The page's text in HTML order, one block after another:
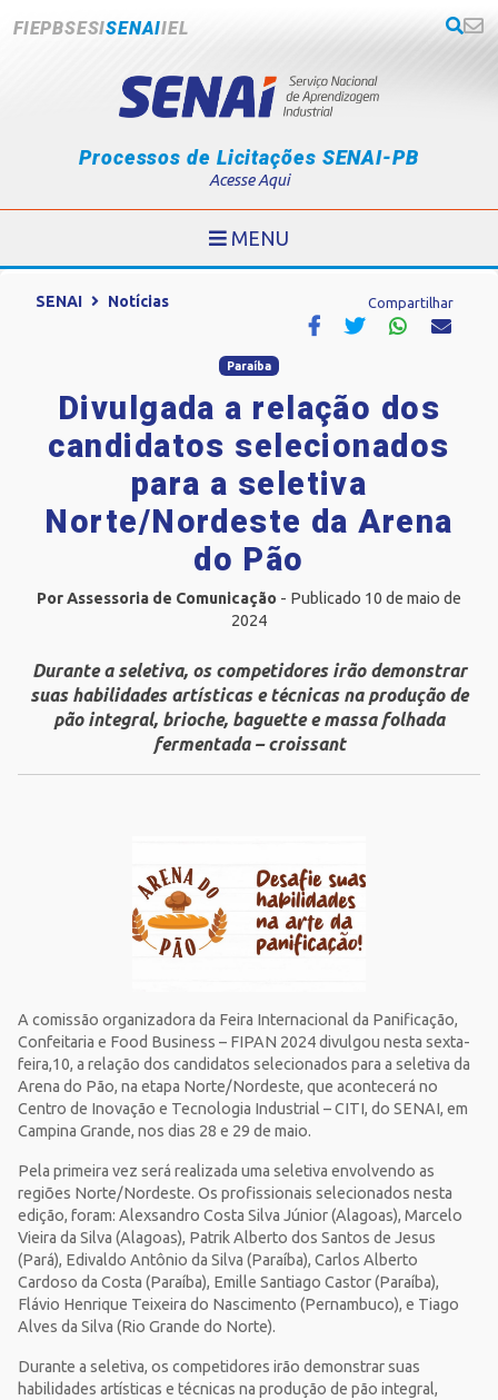
FIEPBSESISENAIIEL
Processos de Licitações SENAI-PB
Acesse Aqui
MENU
SENAI Notícias Compartilhar
Paraíba
Divulgada a relação dos
candidatos selecionados
para a seletiva
Norte/Nordeste da Arena
do Pão
Por Assessoria de Comunicação - Publicado 10 de maio de
2024
Durante a seletiva, os competidores irão demonstrar
suas habilidades artísticas e técnicas na produção de
pão integral, brioche, baguette e massa folhada
fermentada – croissant
A comissão organizadora da Feira Internacional da Panificação,
Confeitaria e Food Business – FIPAN 2024 divulgou nesta sexta-
feira,10, a relação dos candidatos selecionados para a seletiva da
Arena do Pão, na etapa Norte/Nordeste, que acontecerá no
Centro de Inovação e Tecnologia Industrial – CITI, do SENAI, em
Campina Grande, nos dias 28 e 29 de maio.
Pela primeira vez será realizada uma seletiva envolvendo as
regiões Norte/Nordeste. Os profissionais selecionados nesta
edição, foram: Alexsandro Costa Silva Júnior (Alagoas), Marcelo
Vieira da Silva (Alagoas), Patrik Alberto dos Santos de Jesus
(Pará), Edivaldo Antônio da Silva (Paraíba), Carlos Alberto
Cardoso da Costa (Paraíba), Emille Santiago Castor (Paraíba),
Flávio Henrique Teixeira do Nascimento (Pernambuco), e Tiago
Alves da Silva (Rio Grande do Norte).
Durante a seletiva, os competidores irão demonstrar suas
habilidades artísticas e técnicas na produção de pão integral,